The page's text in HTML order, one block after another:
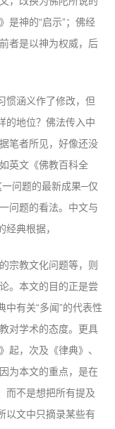
是神的“启示”；佛经
者是以神为权威，后
惯涵义作了修改，但
的地位？佛法传入中
笔者所见，好像还没
英文《佛教百科全
一问题的最新成果─仅
问题的看法。中文与
经典根据，
宗教文化问题等，则
。本文的目的正是尝
有关“多闻”的代表性
对学术的态度。更具
起，次及《律典》、
为本文的重点，是在
而不是想把所有提及
以文中只摘录某些有